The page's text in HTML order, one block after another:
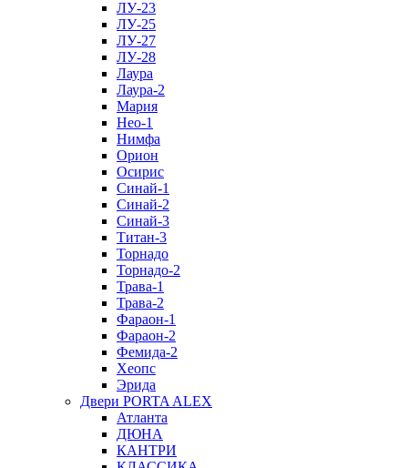
ЛУ-23
ЛУ-25
ЛУ-27
ЛУ-28
Лаура
Лаура-2
Мария
Нео-1
Нимфа
Орион
Осирис
Синай-1
Синай-2
Синай-3
Титан-3
Торнадо
Торнадо-2
Трава-1
Трава-2
Фараон-1
Фараон-2
Фемида-2
Хеопс
Эрида
Двери PORTA ALEX
Атланта
ДЮНА
КАНТРИ